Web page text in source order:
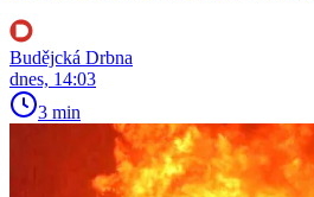
Budějcká Drbna
dnes, 14:03
3 min